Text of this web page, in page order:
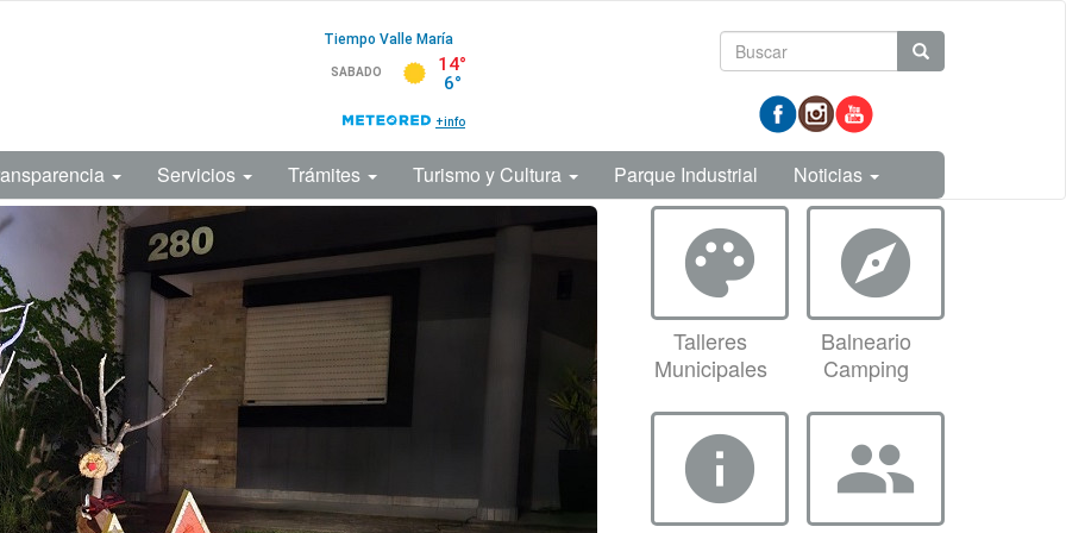
Formulario
de
búsqueda
Servicios Trámites Turismo y Cultura Parque Industrial Noticias
palette
Talleres
Municipales
explore
Balneario
Camping
info group